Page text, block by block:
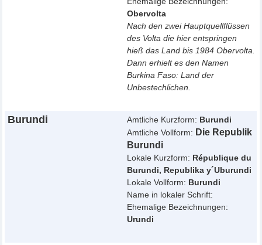
Obervolta
Nach den zwei Hauptquellflüssen
des Volta die hier entspringen
hieß das Land bis 1984 Obervolta.
Dann erhielt es den Namen
Burkina Faso: Land der
Unbestechlichen.
Burundi Amtliche Kurzform: Burundi
Amtliche Vollform: Die Republik
Burundi
Lokale Kurzform: République du
Burundi, Republika y´Uburundi
Lokale Vollform: Burundi
Name in lokaler Schrift:
Ehemalige Bezeichnungen:
Urundi